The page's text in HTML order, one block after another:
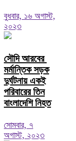
বুধবার, ১৬ অগাস্ট,
২০২৩
সৌদি আরবের
মর্মান্তিক সড়ক
দুর্ঘটনায় একই
পরিবারের তিন
বাংলাদেশি নিহত
সোমবার, ৭
অগাস্ট, ২০২৩